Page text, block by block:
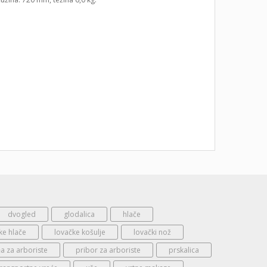
dvogled glodalica
hlače
hlače lovačke košulje
lovački nož
za arboriste pribor za arboriste
prskalica